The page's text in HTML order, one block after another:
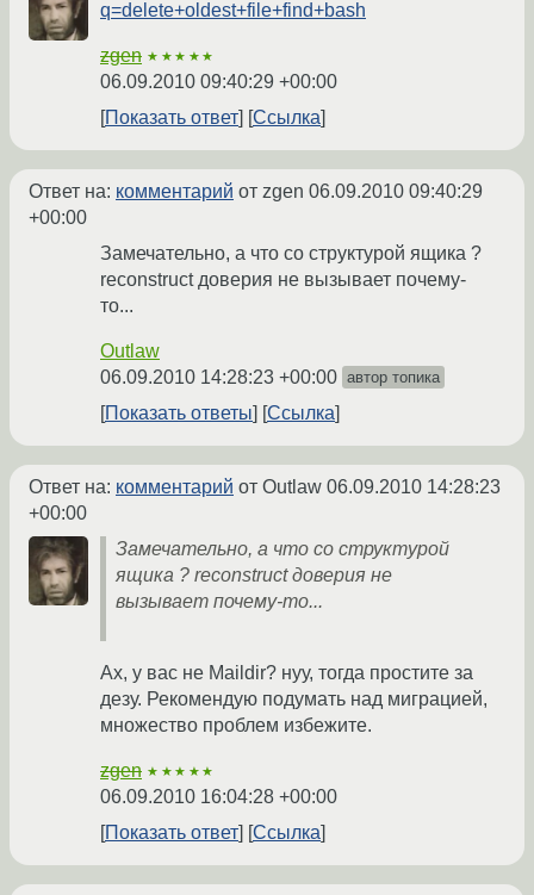
q=delete+oldest+file+find+bash
zgen ★★★★★
06.09.2010 09:40:29 +00:00
Показать ответ
Ссылка
Ответ на: комментарий от zgen 06.09.2010 09:40:29
+00:00
Замечательно, а что со структурой ящика ?
reconstruct доверия не вызывает почему-
то...
Outlaw
06.09.2010 14:28:23 +00:00 автор топика
Показать ответы Ссылка
Ответ на: комментарий от Outlaw 06.09.2010 14:28:23
+00:00
Замечательно, а что со структурой
ящика ? reconstruct доверия не
вызывает почему-то...
Ах, у вас не Maildir? нуу, тогда простите за
дезу. Рекомендую подумать над миграцией,
множество проблем избежите.
zgen ★★★★★
06.09.2010 16:04:28 +00:00
Показать ответ
Ссылка